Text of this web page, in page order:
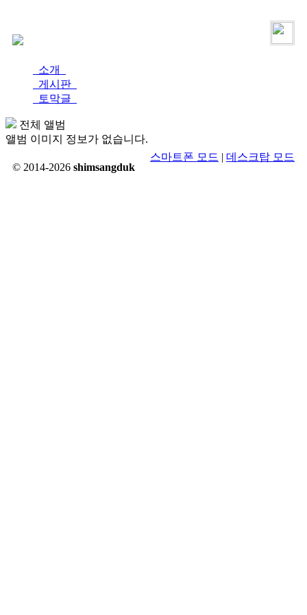
소개
게시판
토막글
전체 앨범
앨범 이미지 정보가 없습니다.
© 2014-2026 shimsangduk
스마트폰 모드 | 데스크탑 모드